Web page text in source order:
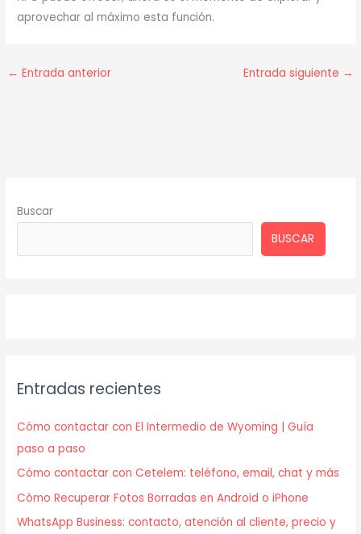
aprovechar al máximo esta función.
← Entrada anterior Entrada siguiente →
Buscar
BUSCAR
Entradas recientes
Cómo contactar con El Intermedio de Wyoming | Guía
paso a paso
Cómo contactar con Cetelem: teléfono, email, chat y más
Cómo Recuperar Fotos Borradas en Android o iPhone
WhatsApp Business: contacto, atención al cliente, precio y